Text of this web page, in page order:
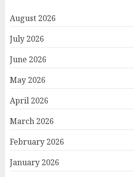
August 2026
July 2026
June 2026
May 2026
April 2026
March 2026
February 2026
January 2026